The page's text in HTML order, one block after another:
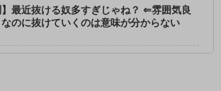
】最近抜ける奴多すぎじゃね？ ⇐雰囲気良
なのに抜けていくのは意味が分からない